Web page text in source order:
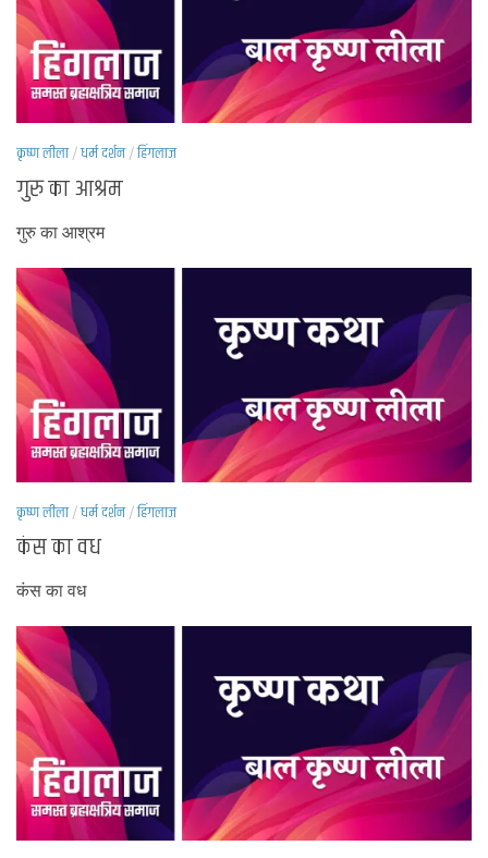
कृष्ण लीला/धर्म दर्शन/हिंगलाज
गुरु का आश्रम
गुरु का आश्रम
कृष्ण लीला/धर्म दर्शन/हिंगलाज
कंस का वध
कंस का वध